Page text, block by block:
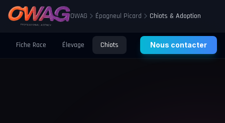
OWAG Épagneul Picard Chiots & Adoption
Fiche Race Élevage Chiots Santé Éducation
Nous contacter